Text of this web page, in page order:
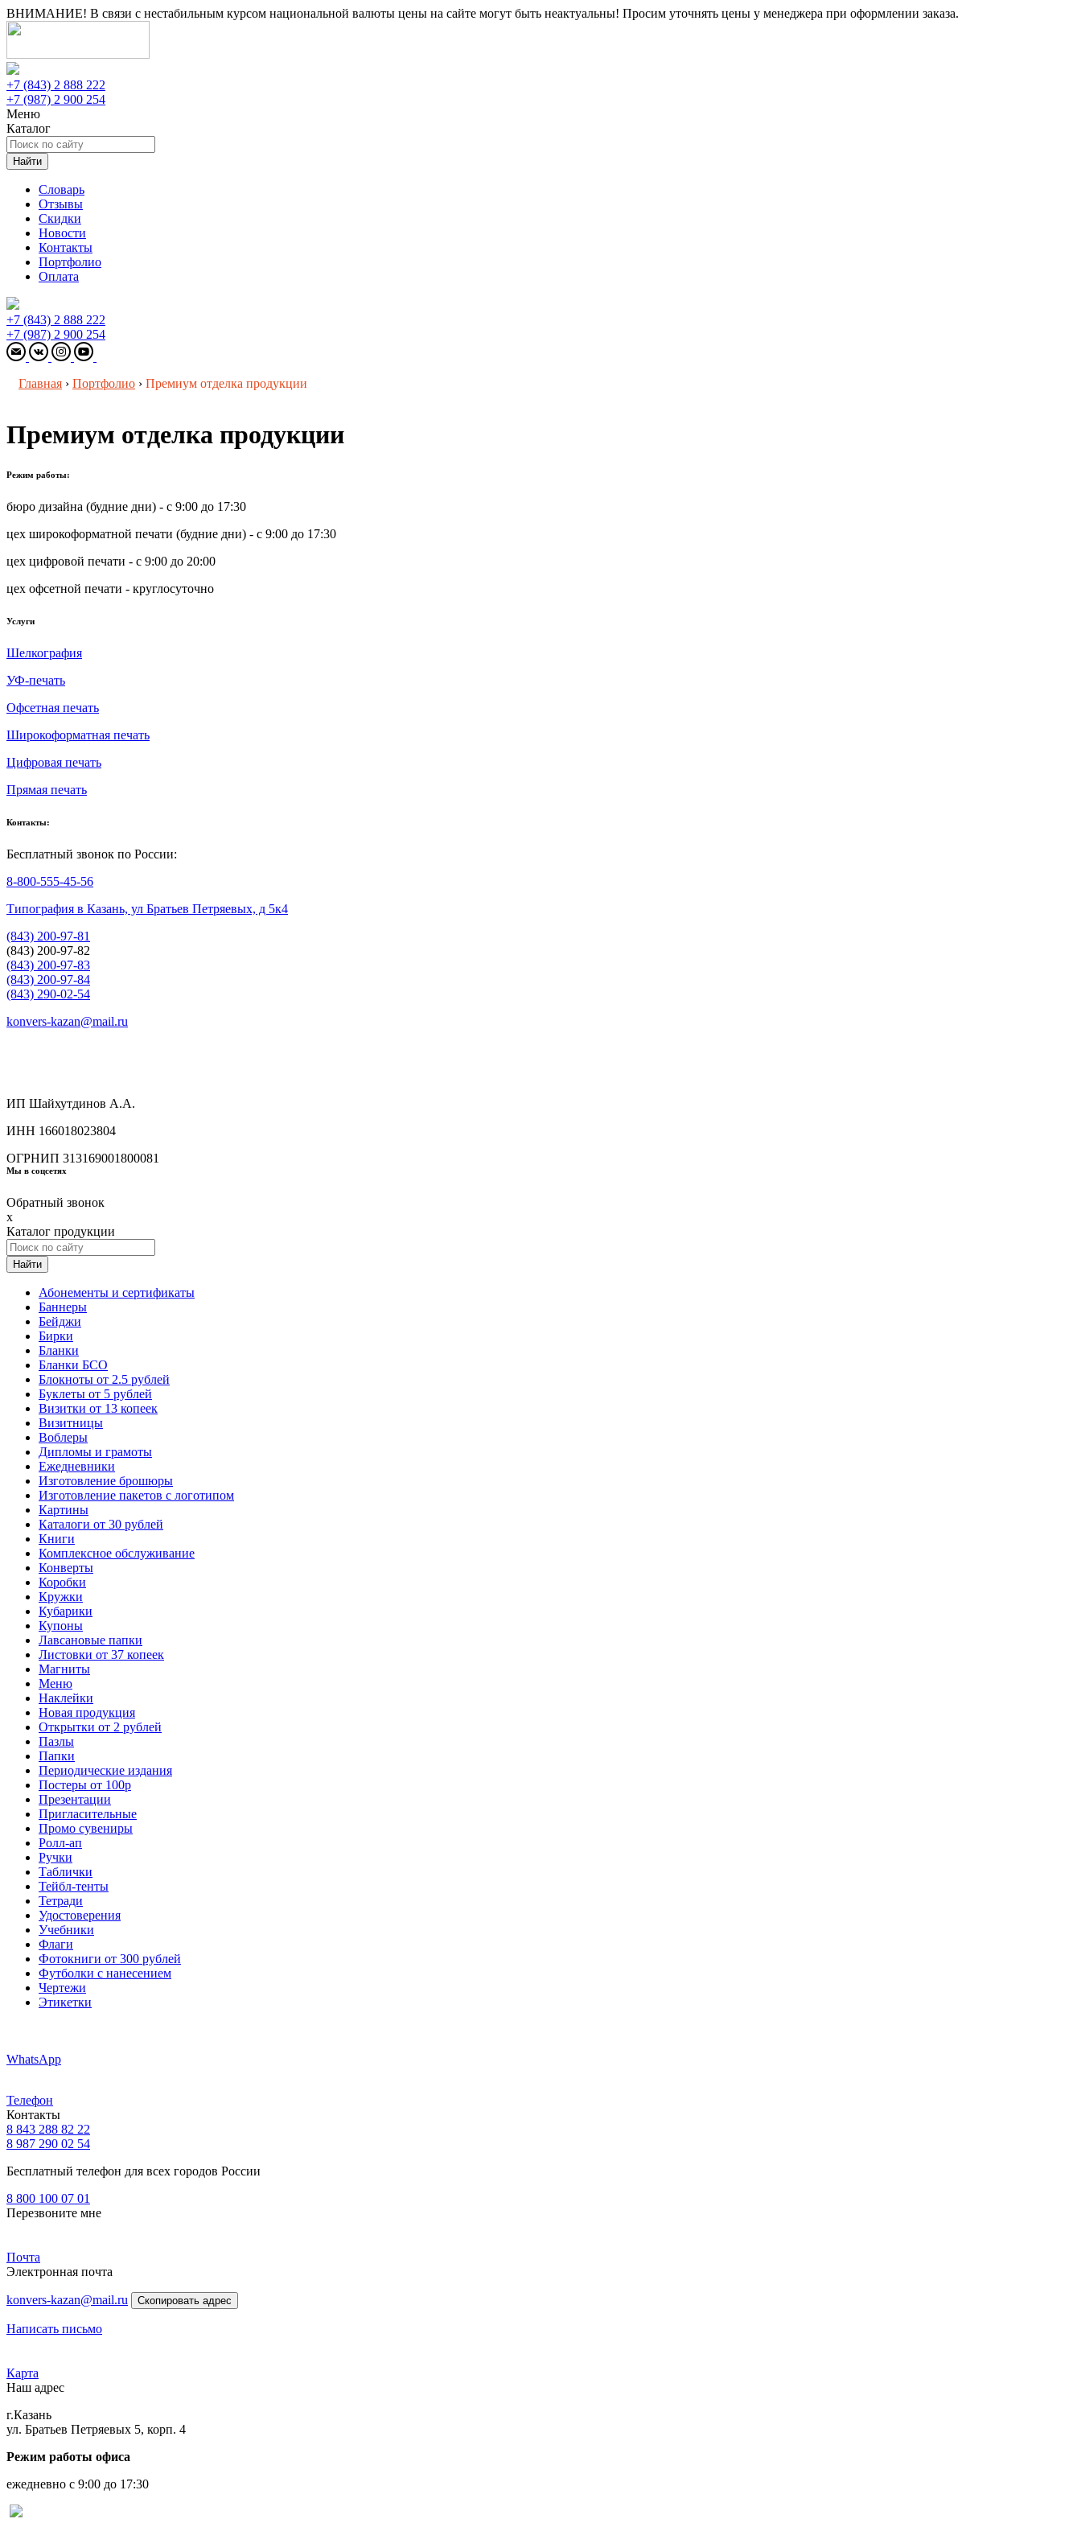
ВНИМАНИЕ! В связи с нестабильным курсом национальной валюты цены на сайте могут быть неактуальны! Просим уточнять цены у менеджера при оформлении заказа.
+7 (843) 2 888 222
+7 (987) 2 900 254
Меню
Каталог
Найти
Словарь
Отзывы
Скидки
Новости
Контакты
Портфолио
Оплата
+7 (843) 2 888 222
+7 (987) 2 900 254
Главная › Портфолио › Премиум отделка продукции
Премиум отделка продукции
Режим работы:
бюро дизайна (будние дни) - с 9:00 до 17:30
цех широкоформатной печати (будние дни) - с 9:00 до 17:30
цех цифровой печати - с 9:00 до 20:00
цех офсетной печати - круглосуточно
Услуги
Шелкография
УФ-печать
Офсетная печать
Широкоформатная печать
Цифровая печать
Прямая печать
Контакты:
Бесплатный звонок по России:
8-800-555-45-56
Типография в Казань, ул Братьев Петряевых, д 5к4
(843) 200-97-81
(843) 200-97-82
(843) 200-97-83
(843) 200-97-84
(843) 290-02-54
konvers-kazan@mail.ru
ИП Шайхутдинов А.А.
ИНН 166018023804
ОГРНИП 313169001800081
Мы в соцсетях
Обратный звонок
x
Каталог продукции
Найти
Абонементы и сертификаты
Баннеры
Бейджи
Бирки
Бланки
Бланки БСО
Блокноты от 2.5 рублей
Буклеты от 5 рублей
Визитки от 13 копеек
Визитницы
Воблеры
Дипломы и грамоты
Ежедневники
Изготовление брошюры
Изготовление пакетов с логотипом
Картины
Каталоги от 30 рублей
Книги
Комплексное обслуживание
Конверты
Коробки
Кружки
Кубарики
Купоны
Лавсановые папки
Листовки от 37 копеек
Магниты
Меню
Наклейки
Новая продукция
Открытки от 2 рублей
Пазлы
Папки
Периодические издания
Постеры от 100р
Презентации
Пригласительные
Промо сувениры
Ролл-ап
Ручки
Таблички
Тейбл-тенты
Тетради
Удостоверения
Учебники
Флаги
Фотокниги от 300 рублей
Футболки с нанесением
Чертежи
Этикетки
WhatsApp
Телефон
Контакты
8 843 288 82 22
8 987 290 02 54
Бесплатный телефон для всех городов России
8 800 100 07 01
Перезвоните мне
Почта
Электронная почта
konvers-kazan@mail.ru Скопировать адрес
Написать письмо
Карта
Наш адрес
г.Казань
ул. Братьев Петряевых 5, корп. 4
Режим работы офиса
ежедневно с 9:00 до 17:30